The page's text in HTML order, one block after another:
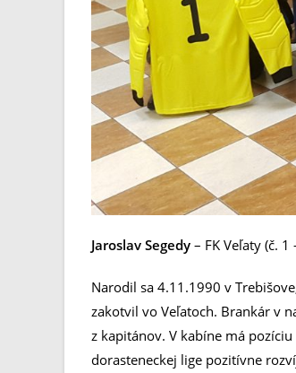
Jaroslav Segedy – FK Veľaty (č.
Narodil sa 4.11.1990 v
zakotvil vo Veľatoch. Brankár v
z kapitánov. V kabíne má
dorasteneckej lige pozitívne